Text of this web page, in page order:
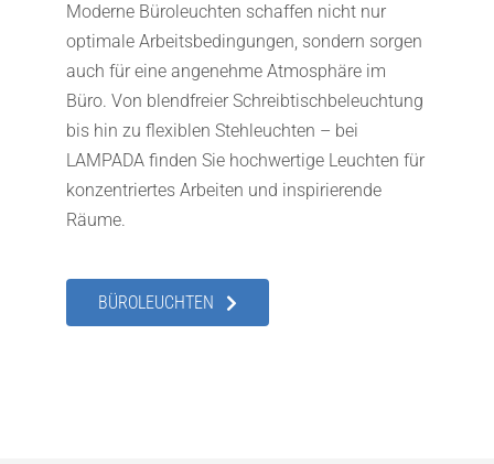
Moderne Büroleuchten schaffen nicht nur
optimale Arbeitsbedingungen, sondern sorgen
auch für eine angenehme Atmosphäre im
Büro. Von blendfreier Schreibtischbeleuchtung
bis hin zu flexiblen Stehleuchten – bei
LAMPADA finden Sie hochwertige Leuchten für
konzentriertes Arbeiten und inspirierende
Räume.
BÜROLEUCHTEN